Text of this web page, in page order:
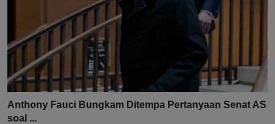
Anthony Fauci Bungkam Ditempa Pertanyaan Senat AS
soal ...